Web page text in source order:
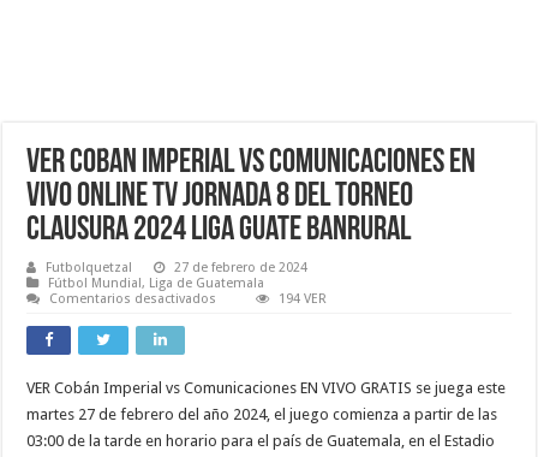
VER Coban Imperial vs Comunicaciones EN
VIVO ONLINE TV Jornada 8 del Torneo
Clausura 2024 Liga Guate Banrural
Futbolquetzal
27 de febrero de 2024
Fútbol Mundial, Liga de Guatemala
Comentarios desactivados
EN
VIVO
ONLINE
TV
Jornada
194 VER
VER Cobán Imperial vs Comunicaciones EN VIVO GRATIS se juega este
martes 27 de febrero del año 2024, el juego comienza a partir de las
03:00 de la tarde en horario para el país de Guatemala, en el Estadio